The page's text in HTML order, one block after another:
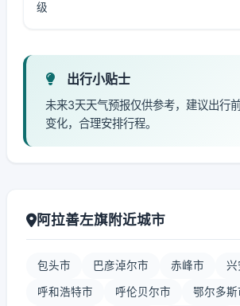
级
出行小贴士
未来3天天气预报仅供参考，建议出行
变化，合理安排行程。
阿拉善左旗附近城市
包头市 巴彦淖尔市 赤峰市 兴
呼和浩特市 呼伦贝尔市 鄂尔多斯